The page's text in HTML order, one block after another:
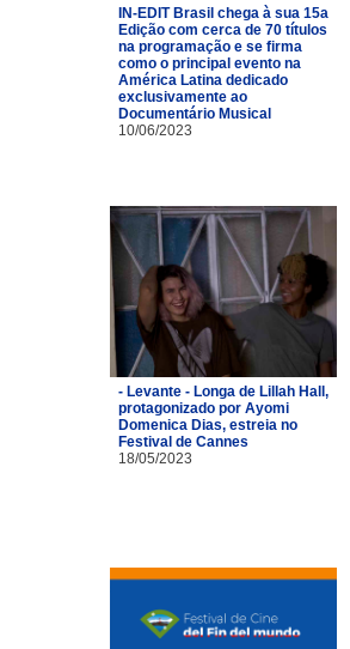
IN-EDIT Brasil chega à sua 15a
Edição com cerca de 70 títulos
na programação e se firma
como o principal evento na
América Latina dedicado
exclusivamente ao
Documentário Musical
10/06/2023
- Levante - Longa de Lillah Hall,
protagonizado por Ayomi
Domenica Dias, estreia no
Festival de Cannes
18/05/2023